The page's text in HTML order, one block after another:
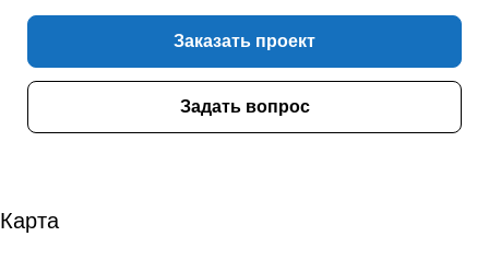
Заказать проект
Задать вопрос
Карта